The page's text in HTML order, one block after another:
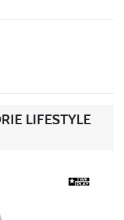
LIFESTYLE